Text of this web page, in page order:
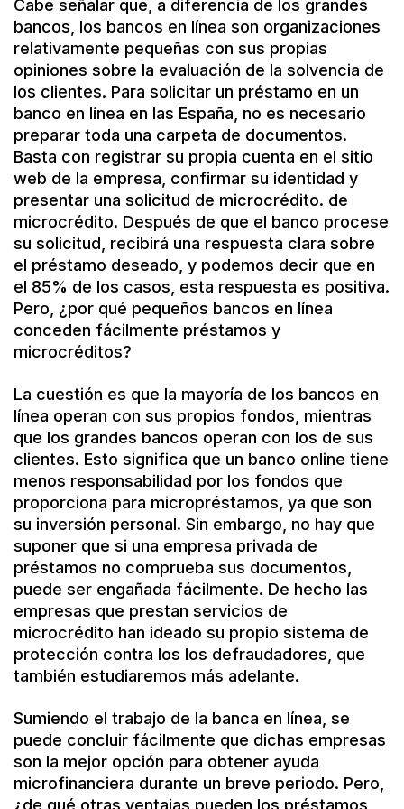
Cabe señalar que, a diferencia de los grandes
bancos, los bancos en línea son organizaciones
relativamente pequeñas con sus propias
opiniones sobre la evaluación de la solvencia de
los clientes. Para solicitar un préstamo en un
banco en línea en las España, no es necesario
preparar toda una carpeta de documentos.
Basta con registrar su propia cuenta en el sitio
web de la empresa, confirmar su identidad y
presentar una solicitud de microcrédito. de
microcrédito. Después de que el banco procese
su solicitud, recibirá una respuesta clara sobre
el préstamo deseado, y podemos decir que en
el 85% de los casos, esta respuesta es positiva.
Pero, ¿por qué pequeños bancos en línea
conceden fácilmente préstamos y
microcréditos?
La cuestión es que la mayoría de los bancos en
línea operan con sus propios fondos, mientras
que los grandes bancos operan con los de sus
clientes. Esto significa que un banco online tiene
menos responsabilidad por los fondos que
proporciona para micropréstamos, ya que son
su inversión personal. Sin embargo, no hay que
suponer que si una empresa privada de
préstamos no comprueba sus documentos,
puede ser engañada fácilmente. De hecho las
empresas que prestan servicios de
microcrédito han ideado su propio sistema de
protección contra los los defraudadores, que
también estudiaremos más adelante.
Sumiendo el trabajo de la banca en línea, se
puede concluir fácilmente que dichas empresas
son la mejor opción para obtener ayuda
microfinanciera durante un breve periodo. Pero,
¿de qué otras ventajas pueden los préstamos